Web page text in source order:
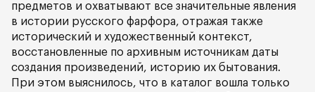
предметов и охватывают все значительные явления
в истории русского фарфора, отражая также
исторический и художественный контекст,
восстановленные по архивным источникам даты
создания произведений, историю их бытования.
При этом выяснилось, что в каталог вошла только